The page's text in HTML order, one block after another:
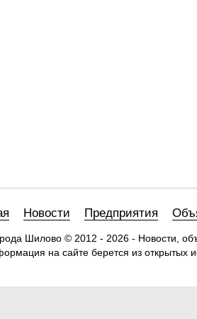
Новости Предприятия
Шилово © 2012 - 2026 - Новости,
на сайте берется из открытых